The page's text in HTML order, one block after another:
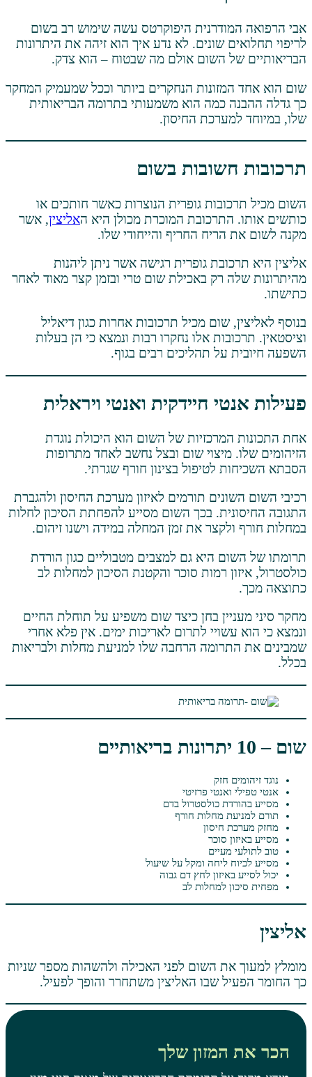
היפוקרטס עשה שימוש רב בשום
שונים. לא נדע איך הוא זיהה את היתרונות
השום אולם מה שבטוח – הוא צדק.
הנחקרים ביותר וככל שמעמיק המחקר
כמה הוא משמעותי בתרומה הבריאותית
החיסון.
בשום
גופרית הנוצרות כאשר חותכים או
המוכרת מכולן היא האליצין, אשר
החריף והייחודי שלו.
גופרית רגישה אשר ניתן ליהנות
רק באכילת שום טרי ובזמן קצר מאוד לאחר
שום מכיל תרכובות אחרות כגון דיאליל
אלו נחקרו רבות ונמצא כי הן בעלות
תהליכים רבים בגוף.
חיידקית ואנטי ויראלית
של השום הוא היכולת נוגדת
מיצוי שום ובצל נחשב לאחד מתרופות
לטיפול בצינון חורף שגרתי.
תורמים לאיזון מערכת החיסון ולהגברת
בכך השום מסייע להפחתת הסיכון לחלות
את זמן המחלה במידה וישנו זיהום.
היא גם למצבים מטבוליים כגון הורדת
רמות סוכר והקטנת הסיכון למחלות לב
בחן כיצד שום משפיע על תוחלת החיים
לתרום לאריכות ימים. אין פלא אחרי
הרחבה שלו למניעת מחלות ולבריאות
פרזיטי
כולסטרול בדם
מחלות חורף
חיסון
סוכר
מעיים
ליחה ומקל על שיעול
לחץ דם גבוה
למחלות לב
השום לפני האכילה ולהשהות מספר שניות
שבו האליצין משתחרר והופך לפעיל.
שלך